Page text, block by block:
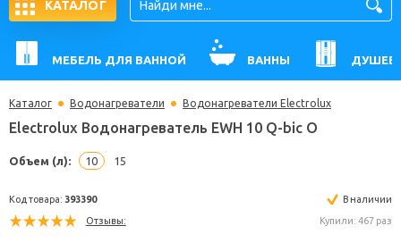
КАТАЛОГ
МЕБЕЛЬ ДЛЯ ВАННОЙ ВАННЫ
Каталог Водонагреватели Водонагреватели Electrolux
Electrolux Водонагреватель EWH 10 Q-bic O
Объем (л): 10